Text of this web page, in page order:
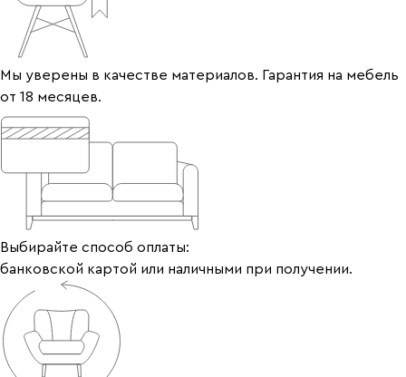
Мы уверены в качестве материалов. Гарантия на мебель
от 18 месяцев.
Выбирайте способ оплаты:
банковской картой или наличными при получении.